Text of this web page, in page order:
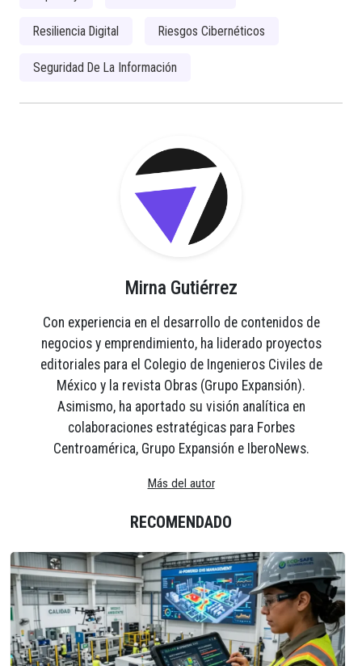
Resiliencia Digital Riesgos Cibernéticos
Seguridad De La Información
Mirna Gutiérrez
Con experiencia en el desarrollo de contenidos de
negocios y emprendimiento, ha liderado proyectos
editoriales para el Colegio de Ingenieros Civiles de
México y la revista Obras (Grupo Expansión).
Asimismo, ha aportado su visión analítica en
colaboraciones estratégicas para Forbes
Centroamérica, Grupo Expansión e IberoNews.
Más del autor
RECOMENDADO